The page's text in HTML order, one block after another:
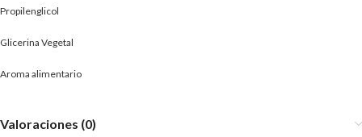
Propilenglicol
Glicerina Vegetal
Aroma alimentario
Valoraciones (0)